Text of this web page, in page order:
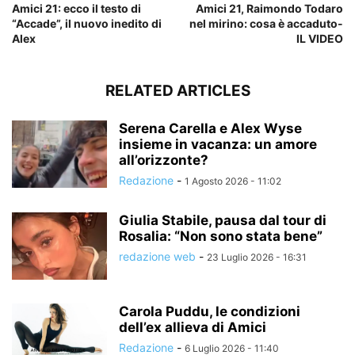
Amici 21: ecco il testo di
“Accade”, il nuovo inedito di
Alex
Amici 21, Raimondo Todaro
nel mirino: cosa è accaduto-
IL VIDEO
RELATED ARTICLES
Serena Carella e Alex Wyse
insieme in vacanza: un amore
all’orizzonte?
Redazione - 1 Agosto 2026 - 11:02
Giulia Stabile, pausa dal tour di
Rosalia: “Non sono stata bene”
redazione web - 23 Luglio 2026 - 16:31
Carola Puddu, le condizioni
dell’ex allieva di Amici
Redazione - 6 Luglio 2026 - 11:40